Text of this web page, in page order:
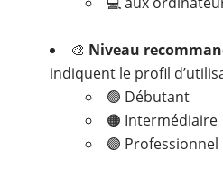
🎨 Niveau
indiquent le profil
🟢 Débutant
🟠 Intermédiaire
🟣 Professionnel